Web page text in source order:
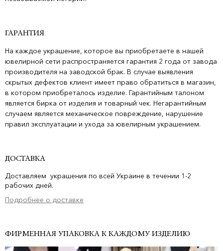
ГАРАНТИЯ
На каждое украшение, которое вы приобретаете в нашей
ювелирной сети распространяется гарантия 2 года от завода
производителя на заводской брак. В случае выявления
скрытых дефектов клиент имеет право обратиться в магазин,
в котором приобреталось изделие. Гарантийным талоном
является бирка от изделия и товарный чек. Негарантийным
случаем является механическое повреждение, нарушение
правил эксплуатации и ухода за ювелирным украшением.
ДОСТАВКА
Доставляем украшения по всей Украине в течении 1-2
рабочих дней.
Подробнее о доставке
ФИРМЕННАЯ УПАКОВКА К КАЖДОМУ ИЗДЕЛИЮ